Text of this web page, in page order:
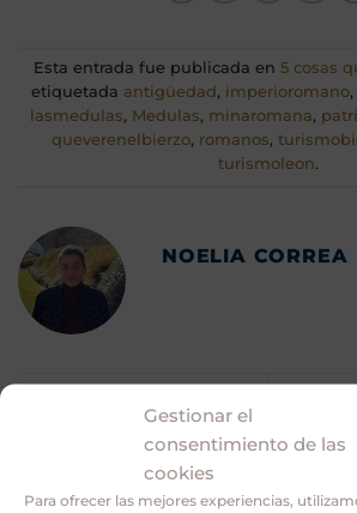
Gestionar el
consentimiento de las
cookies
Para ofrecer las mejores experiencias,
Esta entrada fue publicada en 5 cosas
etiquetada antigüedad , imperioromano,
lasmedulas, Medulas, minaromana,
queverenelbierzo, romanos,
turismoleon.
NOELIA CORREA
Guías Bierzo, qué hacer
en El Bierzo en 2 días.
de